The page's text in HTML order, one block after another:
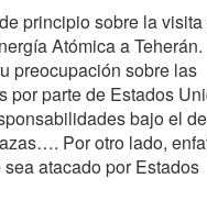
principio sobre la visita
Atómica a Teherán.
preocupación sobre las
por parte de Estados
bajo el
Por otro lado,
atacado por Estados